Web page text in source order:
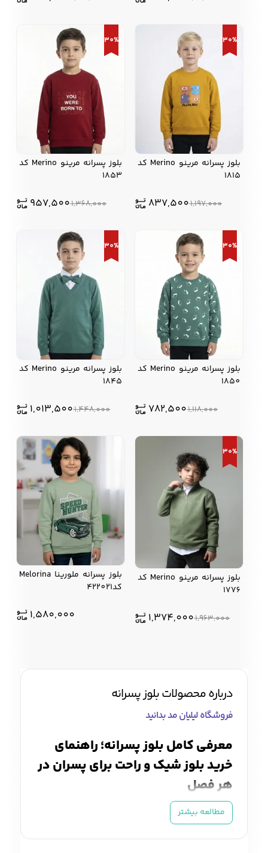
شال و کلاه مردانه
لباس زیر و راحتی
مردانه
لباس زیر مردانه لباس راحتی مردانه
30%
بلوز پسرانه مرینو Merino کد
1815
1,197,000
837,500
30%
بلوز پسرانه مرينو Merino کد
1853
1,368,000
957,500
30%
بلوز پسرانه مرينو Merino کد
1850
1,118,000
782,500
30%
بلوز پسرانه مرينو Merino کد
1845
1,448,000
1,013,500
30%
بلوز پسرانه مرينو Merino كد
1776
1,963,000
1,374,000
بلوز پسرانه ملورینا Melorina
کد422021
1,580,000
درباره محصولات بلوز پسرانه
فروشگاه لیلیان مد بدانید
معرفی کامل بلوز پسرانه؛ راهنمای
خرید بلوز شیک و راحت برای پسران در
هر فصل
بلوز پسرانهیکی از پرکاربردترین و محبوب‌ترین
آیتم‌های پوشاک پسرانه است که هم برای
استفاده روزمره، هم مدرسه و هم مهمانی‌های
مطالعه بیشتر